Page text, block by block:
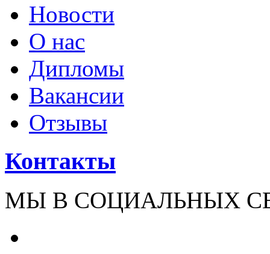
Новости
О нас
Дипломы
Вакансии
Отзывы
Контакты
МЫ В СОЦИАЛЬНЫХ